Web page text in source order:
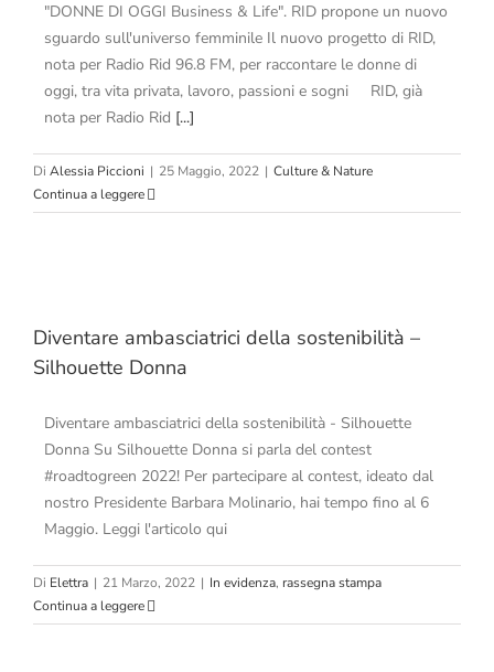
"DONNE DI OGGI Business & Life". RID propone un nuovo
sguardo sull'universo femminile Il nuovo progetto di RID,
nota per Radio Rid 96.8 FM, per raccontare le donne di
oggi, tra vita privata, lavoro, passioni e sogni RID, già
nota per Radio Rid [...]
Di Alessia Piccioni | 25 Maggio, 2022 | Culture & Nature
Continua a leggere
Diventare ambasciatrici della sostenibilità –
Silhouette Donna
Diventare ambasciatrici della sostenibilità - Silhouette
Donna Su Silhouette Donna si parla del contest
#roadtogreen 2022! Per partecipare al contest, ideato dal
nostro Presidente Barbara Molinario, hai tempo fino al 6
Maggio. Leggi l'articolo qui
Di Elettra | 21 Marzo, 2022 | In evidenza, rassegna stampa
Continua a leggere